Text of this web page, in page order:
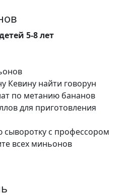
5-8 лет
Кевину найти говорун
по метанию бананов
для приготовления
сыворотку с профессором
всех миньонов